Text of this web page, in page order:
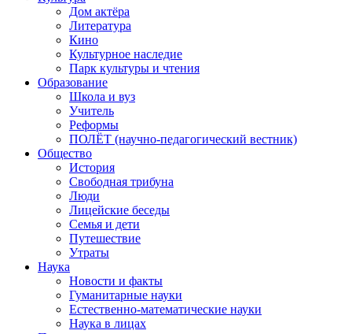
Дом актёра
Литература
Кино
Культурное наследие
Парк культуры и чтения
Образование
Школа и вуз
Учитель
Реформы
ПОЛЁТ (научно-педагогический вестник)
Общество
История
Свободная трибуна
Люди
Лицейские беседы
Семья и дети
Путешествие
Утраты
Наука
Новости и факты
Гуманитарные науки
Естественно-математические науки
Наука в лицах